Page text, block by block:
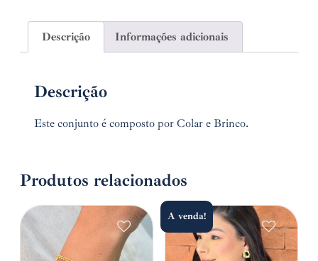
Descrição Informações adicionais
Descrição
Este conjunto é composto por Colar e Brinco.
Produtos relacionados
A venda!